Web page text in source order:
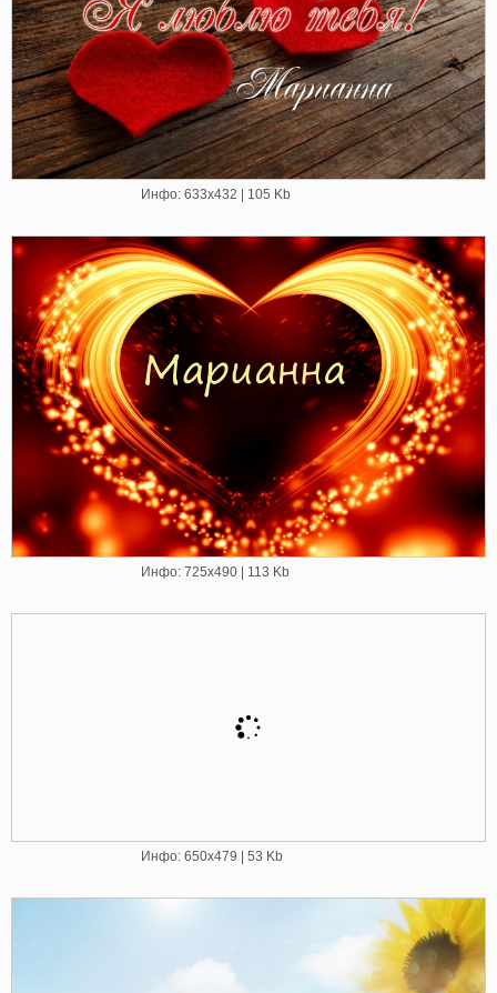
Инфо: 633х432 | 105 Kb
Инфо: 725х490 | 113 Kb
Инфо: 650х479 | 53 Kb